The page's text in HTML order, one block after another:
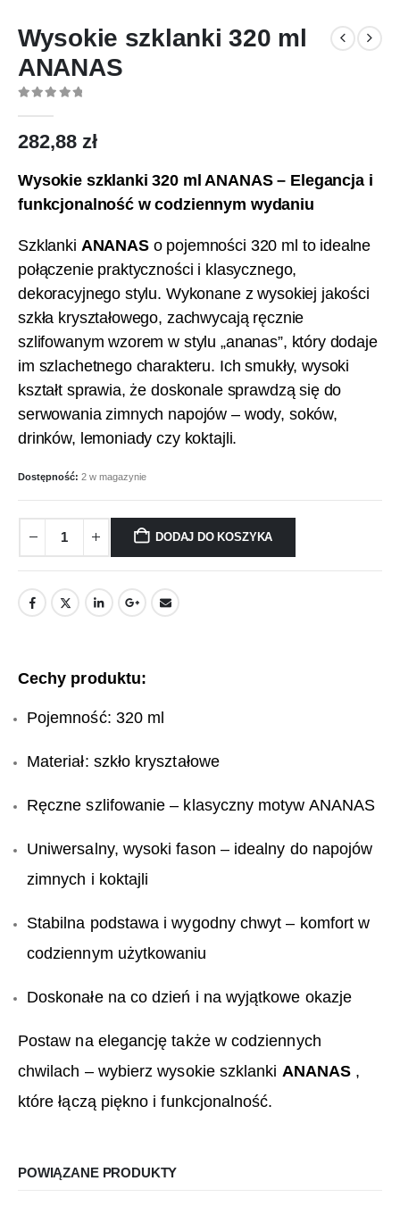
Wysokie szklanki 320 ml
ANANAS
282,88 zł
Wysokie szklanki 320 ml ANANAS – Elegancja i
funkcjonalność w codziennym wydaniu
Szklanki ANANAS o pojemności 320 ml to idealne
połączenie praktyczności i klasycznego,
dekoracyjnego stylu. Wykonane z wysokiej jakości
szkła kryształowego, zachwycają ręcznie
szlifowanym wzorem w stylu „ananas”, który dodaje
im szlachetnego charakteru. Ich smukły, wysoki
kształt sprawia, że doskonale sprawdzą się do
serwowania zimnych napojów – wody, soków,
drinków, lemoniady czy koktajli.
Dostępność: 2 w magazynie
DODAJ DO KOSZYKA
Cechy produktu:
Pojemność: 320 ml
Materiał: szkło kryształowe
Ręczne szlifowanie – klasyczny motyw ANANAS
Uniwersalny, wysoki fason – idealny do napojów
zimnych i koktajli
Stabilna podstawa i wygodny chwyt – komfort w
codziennym użytkowaniu
Doskonałe na co dzień i na wyjątkowe okazje
Postaw na elegancję także w codziennych
chwilach – wybierz wysokie szklanki ANANAS ,
które łączą piękno i funkcjonalność.
POWIĄZANE PRODUKTY